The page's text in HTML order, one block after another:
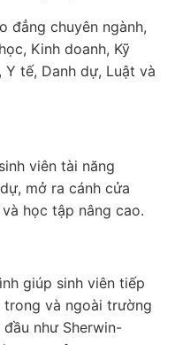
đẳng chuyên ngành,
Kinh doanh, Kỹ
tế, Danh dự, Luật và
viên tài năng
mở ra cánh cửa
học tập nâng cao.
giúp sinh viên tiếp
và ngoài trường
như Sherwin-